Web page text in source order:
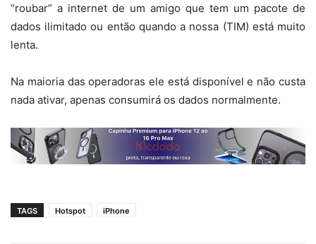
“roubar” a internet de um amigo que tem um pacote de
dados ilimitado ou então quando a nossa (TIM) está muito
lenta.
Na maioria das operadoras ele está disponível e não custa
nada ativar, apenas consumirá os dados normalmente.
TAGS Hotspot iPhone